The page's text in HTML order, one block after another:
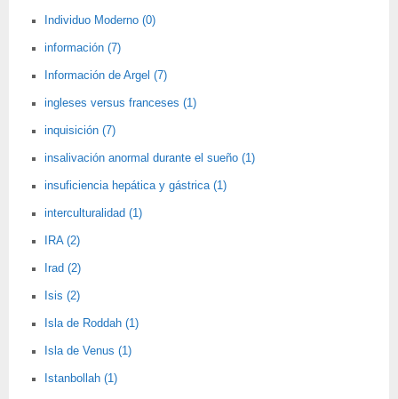
Individuo Moderno (0)
información (7)
Información de Argel (7)
ingleses versus franceses (1)
inquisición (7)
insalivación anormal durante el sueño (1)
insuficiencia hepática y gástrica (1)
interculturalidad (1)
IRA (2)
Irad (2)
Isis (2)
Isla de Roddah (1)
Isla de Venus (1)
Istanbollah (1)